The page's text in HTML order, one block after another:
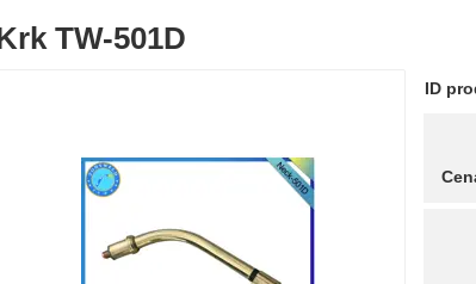
TW-501D
ID